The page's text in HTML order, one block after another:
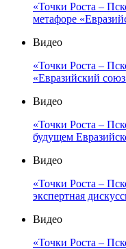
«Точки Роста –
метафоре
Видео
«Точки Роста –
«Евразийский
Видео
«Точки Роста –
будущем
Видео
«Точки Роста –
экспертная
Видео
«Точки Роста –